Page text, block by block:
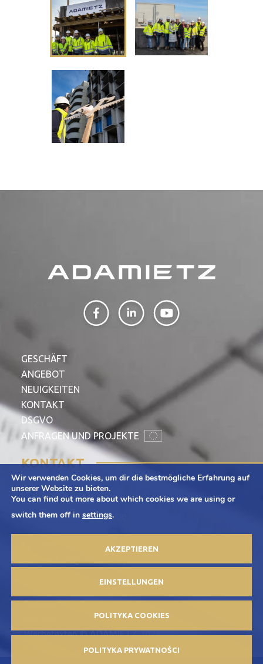
GESCHÄFT
ANGEBOT
NEUIGKEITEN
KONTAKT
DSGVO
ANFRAGEN UND PROJEKTE
KONTAKT
Adamietz S.A.
ul. Braci Prankel 1
47-100 Strzelce Opolskie
+48 77 463 00 65
Datenschutz-Bestimmungen
Werbetexten © ADAMIETZ 2026
Konzeption und Umsetzung: Offteam.pl
Wir verwenden Cookies, um dir die bestmögliche Erfahrung auf
unserer Website zu bieten.
You can find out more about which cookies we are using or
switch them off in settings.
AKZEPTIEREN
EINSTELLUNGEN
POLITYKA PRYWATNOŚCI
POLITYKA COOKIES